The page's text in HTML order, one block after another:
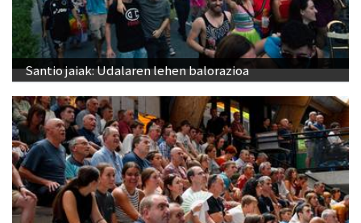
Santio jaiak: Udalaren lehen balorazioa